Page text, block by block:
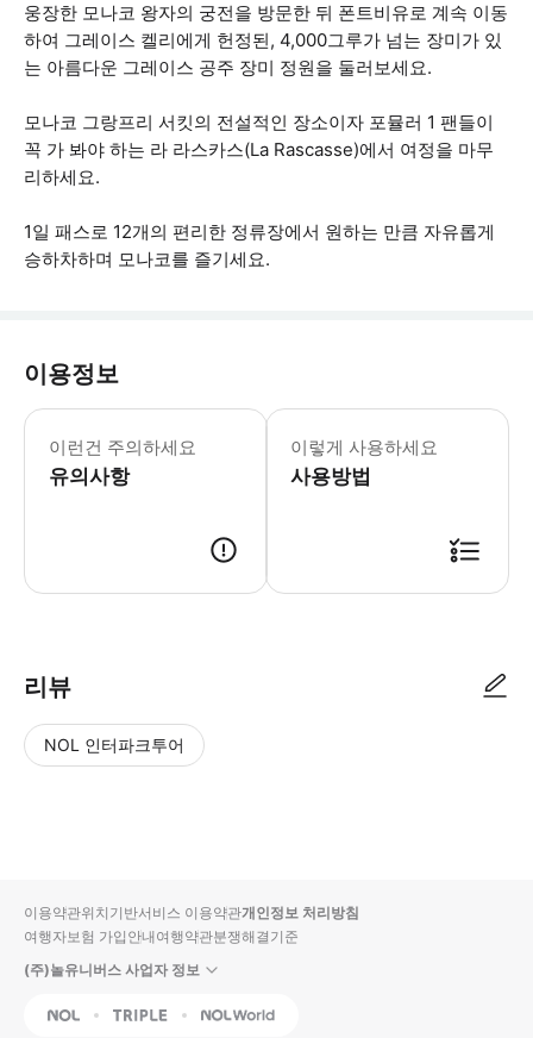
웅장한 모나코 왕자의 궁전을 방문한 뒤 폰트비유로 계속 이동
하여 그레이스 켈리에게 헌정된, 4,000그루가 넘는 장미가 있
는 아름다운 그레이스 공주 장미 정원을 둘러보세요.
모나코 그랑프리 서킷의 전설적인 장소이자 포뮬러 1 팬들이
꼭 가 봐야 하는 라 라스카스(La Rascasse)에서 여정을 마무
리하세요.
1일 패스로 12개의 편리한 정류장에서 원하는 만큼 자유롭게
승하차하며 모나코를 즐기세요.
이용정보
이런건 주의하세요
유의사항
- 4세 미만 어린이는 무료로 여행할
이렇게 사용하세요
사용방법
리뷰
NOL 인터파크투어
입니
다.
순
상
이용약관위치기반서비스 이용약관개인정보 처리방침
여행자보험 가입안내여행약관분쟁해결기준
(주)놀유니버스 사업자 정보
NOL Triple Interpark Global